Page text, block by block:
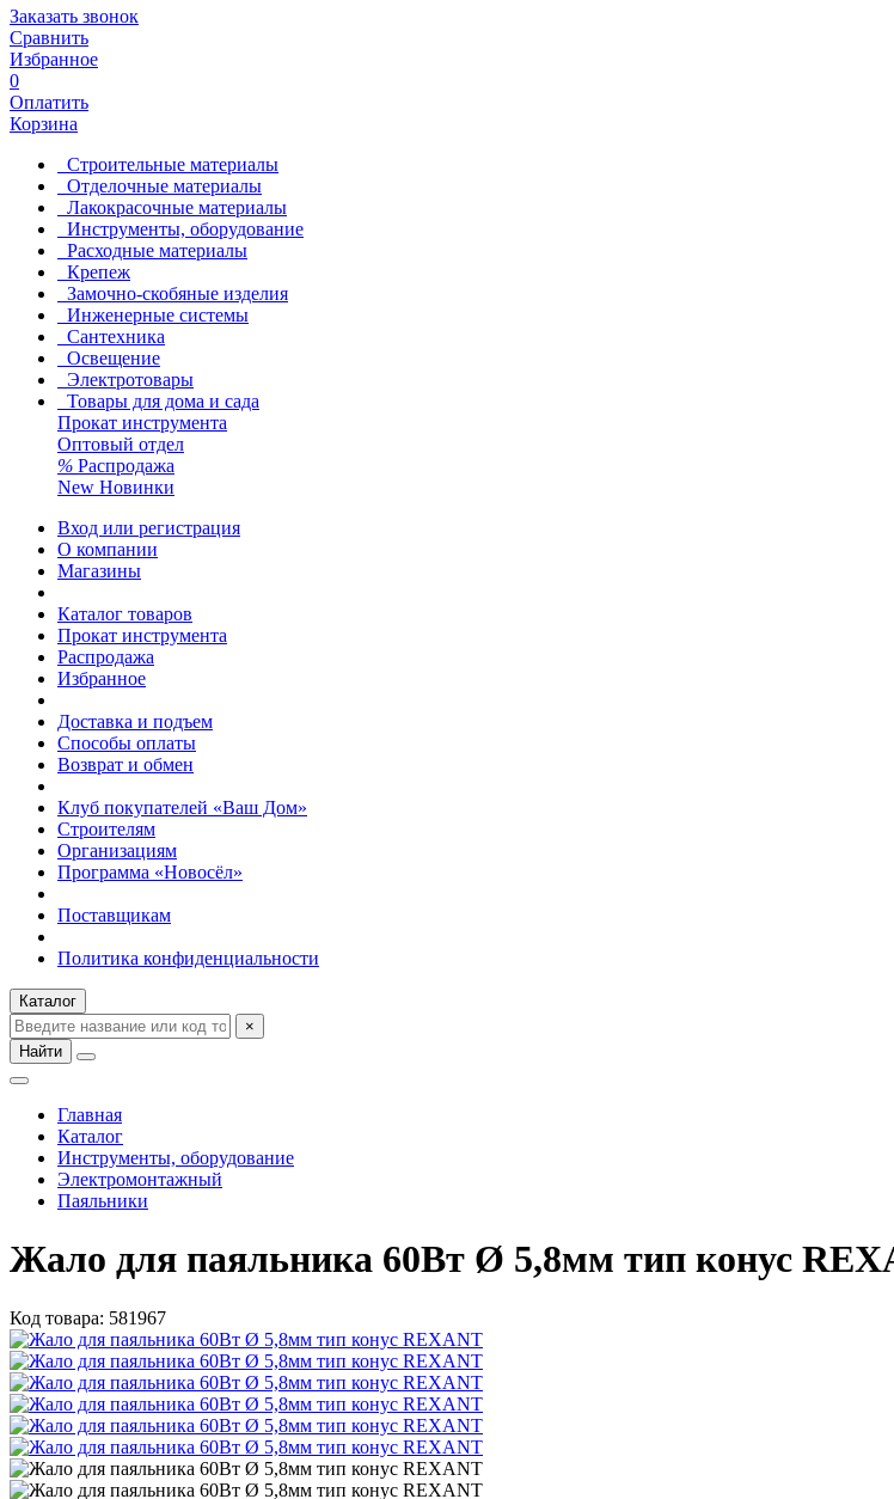
Заказать звонок
Сравнить
Избранное
0
Оплатить
Корзина
Строительные материалы
Отделочные материалы
Лакокрасочные материалы
Инструменты, оборудование
Расходные материалы
Крепеж
Замочно-скобяные изделия
Инженерные системы
Сантехника
Освещение
Электротовары
Товары для дома и сада
Прокат инструмента
Оптовый отдел
% Распродажа
New Новинки
Вход или регистрация
О компании
Магазины
Каталог товаров
Прокат инструмента
Распродажа
Избранное
Доставка и подъем
Способы оплаты
Возврат и обмен
Клуб покупателей «Ваш Дом»
Строителям
Организациям
Программа «Новосёл»
Поставщикам
Политика конфиденциальности
Каталог
×
Найти
Главная
Каталог
Инструменты, оборудование
Электромонтажный
Паяльники
Жало для паяльника 60Вт Ø 5,8мм тип конус
Код товара: 581967